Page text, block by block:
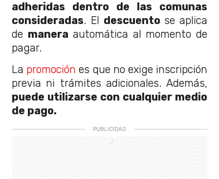
adheridas dentro de las comunas
consideradas. El descuento se aplica
de manera automática al momento de
pagar.
La promoción es que no exige inscripción
previa ni trámites adicionales. Además,
puede utilizarse con cualquier medio
de pago.